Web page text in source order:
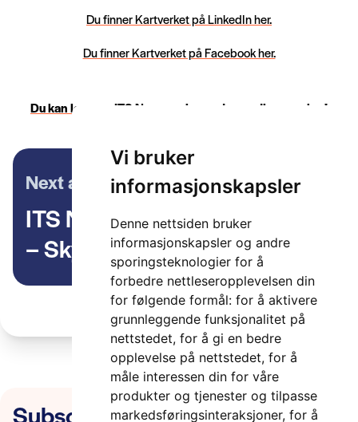
Vi bruker
informasjonskapsler
Denne nettsiden bruker
informasjonskapsler og andre
sporingsteknologier for å
forbedre nettleseropplevelsen din
for følgende formål: for å aktivere
grunnleggende funksjonalitet på
nettstedet, for å gi en bedre
opplevelse på nettstedet, for å
måle interessen din for våre
produkter og tjenester og tilpasse
markedsføringsinteraksjoner, for å
Du finner Kartverket på LinkedIn her.
Du finner Kartverket på Facebook her.
Du kan lese om ITS Norway sine andre medlemmer her!
Next article
ITS Norways Medlemspraten
– Skyttel
Subscribe to our newsletter